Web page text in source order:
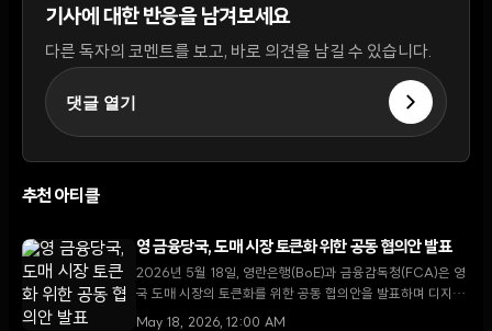
기사에 대한 반응을 남겨보세요
다른 독자의 코멘트를 보고, 바로 의견을 남길 수 있습니다.
댓글 열기
추천 아티클
영 금융당국, 도매 시장 토큰화 위한 공동 협의안 발표
2026년 5월 18일, 영란은행(BoE)과 금융감독청(FCA)은 영
국 도매 시장의 토큰화를 위한 공동 협의안을 발표하며 디지털
금융 혁신을 위한 공식적인 규제 프레임워크 구축에 나섰다.
May 18, 2026, 12:00 AM